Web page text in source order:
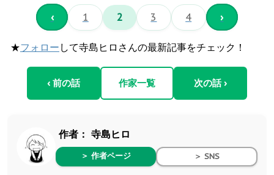
‹ 1 2 3 4 ›
★フォロー して寺島ヒロさんの最新記事をチェック！
‹ 前の話 作家一覧 次の話 ›
作者： 寺島ヒロ
＞ 作者ページ ＞ SNS